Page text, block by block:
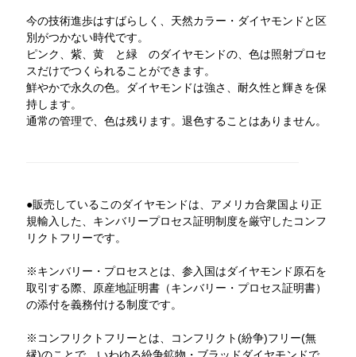
今の技術進歩はすばらしく、天然カラー・ダイヤモンドと区
別がつかない時代です。
ピンク、紫、黄 と緑 のダイヤモンドの、色は照射プロセ
スだけでつくられることができます。
鮮やかで永久の色。ダイヤモンドは強さ、耐久性と輝きを保
持します。
通常の管理で、色は残ります。退色することはありません。
●販売しているこのダイヤモンドは、アメリカ合衆国より正
規輸入した、キンバリープロセス証明制度を厳守したコンフ
リクトフリーです。
※キンバリー・プロセスとは、参入国はダイヤモンド原石を
取引する際、原産地証明書（キンバリー・プロセス証明書）
の添付を義務付ける制度です。
※コンフリクトフリーとは、コンフリクト(紛争)フリー(無
縁)のことで、いわゆる紛争鉱物・ブラッドダイヤモンドで